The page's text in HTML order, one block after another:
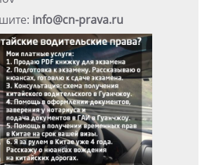
info@cn-prava.ru